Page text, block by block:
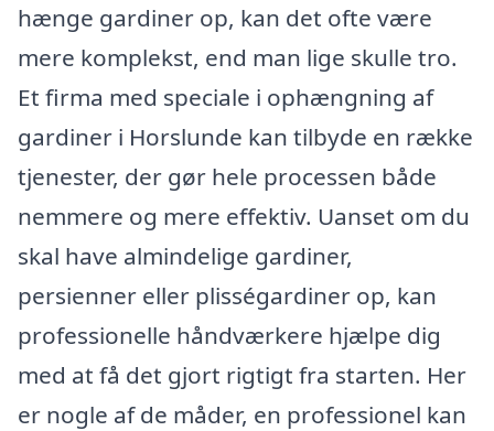
hænge gardiner op, kan det ofte være
mere komplekst, end man lige skulle tro.
Et firma med speciale i ophængning af
gardiner i Horslunde kan tilbyde en række
tjenester, der gør hele processen både
nemmere og mere effektiv. Uanset om du
skal have almindelige gardiner,
persienner eller plisségardiner op, kan
professionelle håndværkere hjælpe dig
med at få det gjort rigtigt fra starten. Her
er nogle af de måder, en professionel kan